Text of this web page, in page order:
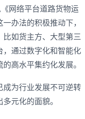
网络平台道路货物运
办法的积极推动下，
比如货主方、大型第三
，通过数字化和智能化
高水平集约化发展。
成为行业发展不可逆转
元化的面貌。